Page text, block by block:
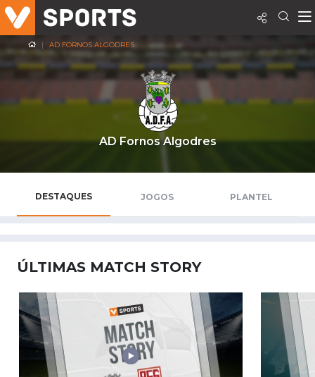
AD FORNOS ALGODRES
AD Fornos Algodres
DESTAQUES JOGOS PLANTEL
ÚLTIMAS MATCH STORY